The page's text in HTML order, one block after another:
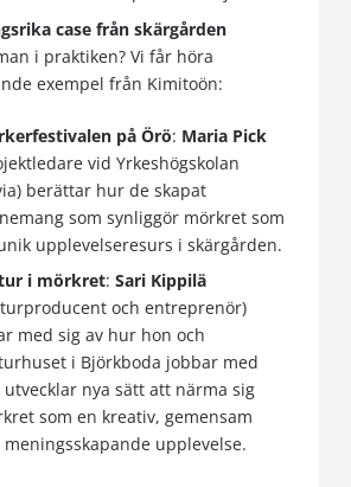
case från skärgården
i praktiken? Vi får höra
exempel från Kimitoön:
på Örö: Maria Pick
vid Yrkeshögskolan
berättar hur de skapat
som synliggör mörkret som
upplevelseresurs i skärgården.
i mörkret: Sari Kippilä
och entreprenör)
med sig av hur hon och
i Björkboda jobbar med
utvecklar nya sätt att närma sig
som en kreativ, gemensam
meningsskapande upplevelse.